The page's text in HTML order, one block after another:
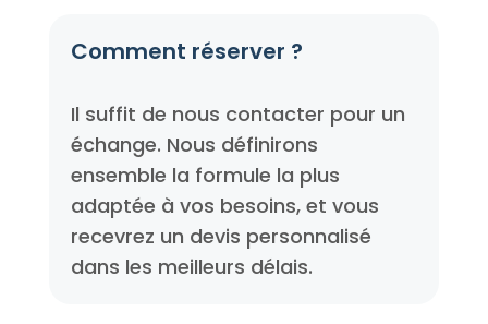
Comment réserver ?
Il suffit de nous contacter pour un
échange. Nous définirons
ensemble la formule la plus
adaptée à vos besoins, et vous
recevrez un devis personnalisé
dans les meilleurs délais.